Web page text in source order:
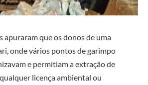
apuraram que os donos de uma
onde vários pontos de garimpo
e permitiam a extração de
licença ambiental ou